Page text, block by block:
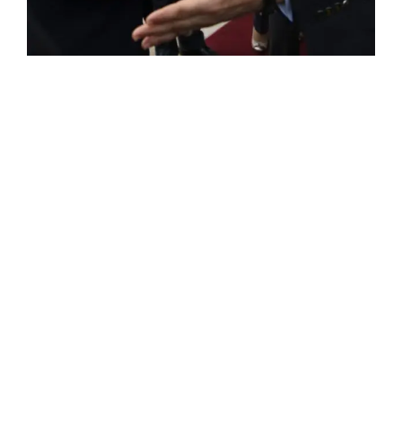
ROSE VALLAND, HEROÏNE DE LA RESISTANCE